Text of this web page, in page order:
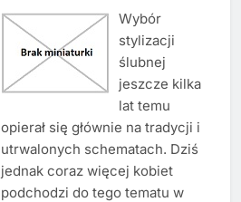
Wybór
stylizacji
ślubnej
jeszcze kilka
lat temu
opierał się głównie na tradycji i
utrwalonych schematach. Dziś
jednak coraz więcej kobiet
podchodzi do tego tematu w